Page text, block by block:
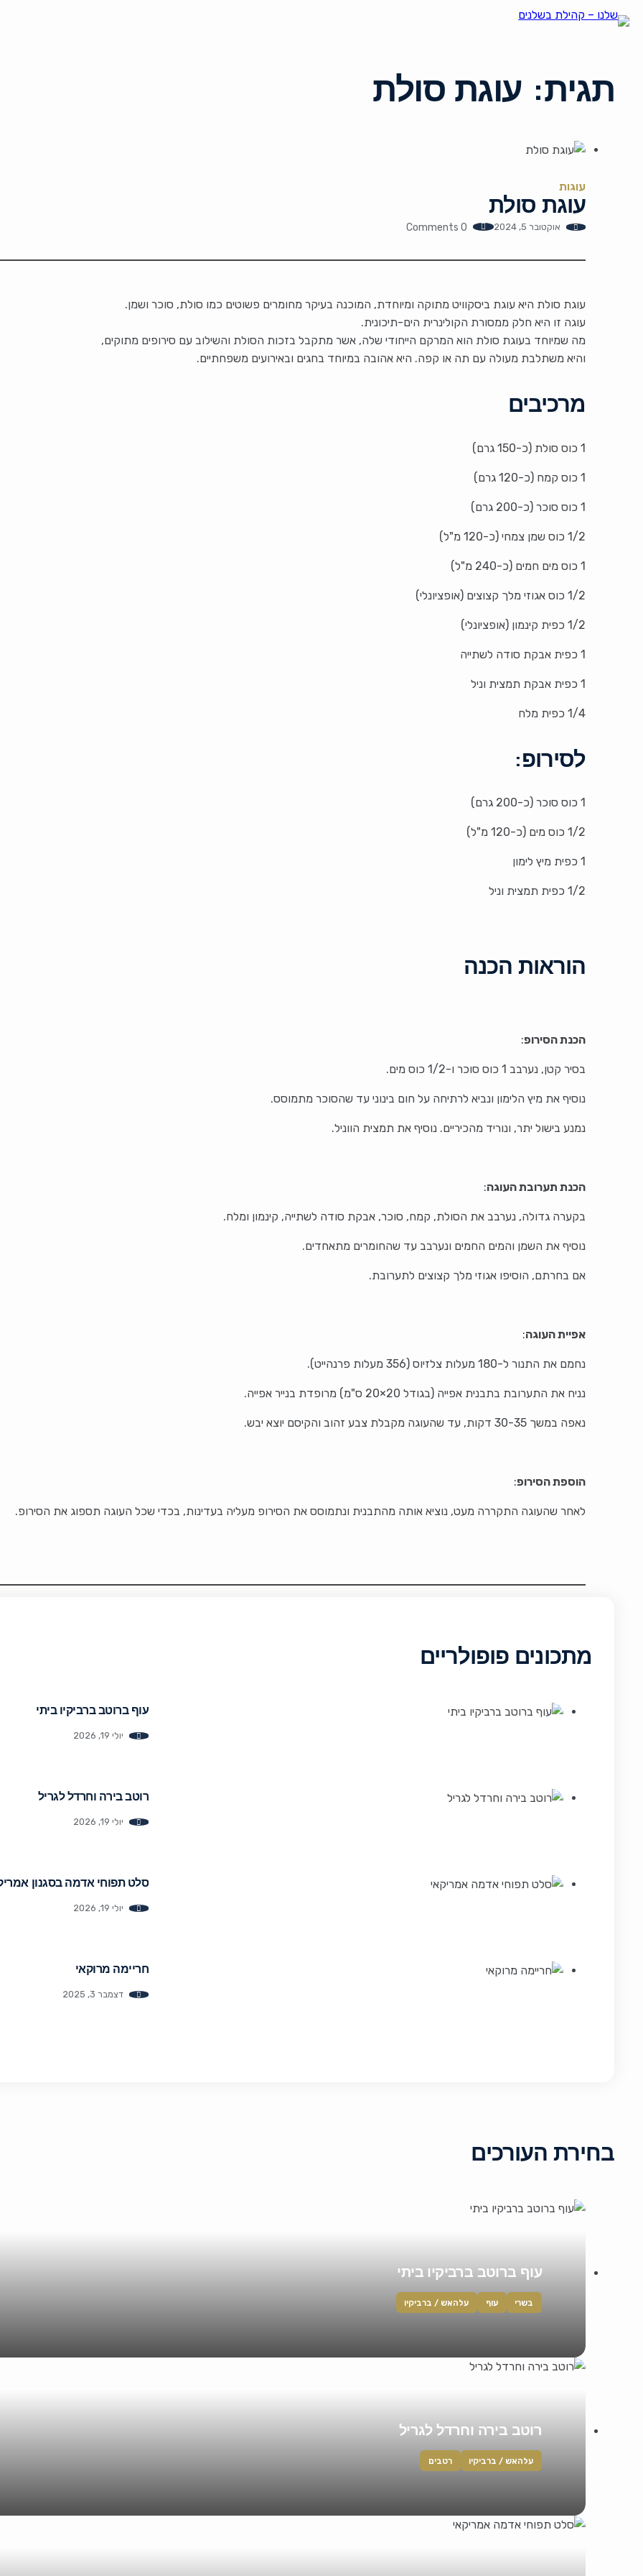
תגית: עוגת סולת
עוגות
עוגת סולת
אוקטובר 5, 2024 0 Comments
עוגת סולת היא עוגת ביסקוויט מתוקה ומיוחדת, המוכנה בעיקר מחומרים פשוטים כמו סולת, סוכר ושמן.
עוגה זו היא חלק ממסורת הקולינרית הים-תיכונית.
מה שמיוחד בעוגת סולת הוא המרקם הייחודי שלה, אשר מתקבל בזכות הסולת והשילוב עם סירופים מתוקים,
והיא משתלבת מעולה עם תה או קפה. היא אהובה במיוחד בחגים ובאירועים משפחתיים.
מרכיבים
1 כוס סולת (כ-150 גרם)
1 כוס קמח (כ-120 גרם)
1 כוס סוכר (כ-200 גרם)
1/2 כוס שמן צמחי (כ-120 מ"ל)
1 כוס מים חמים (כ-240 מ"ל)
1/2 כוס אגוזי מלך קצוצים (אופציונלי)
1/2 כפית קינמון (אופציונלי)
1 כפית אבקת סודה לשתייה
1 כפית אבקת תמצית וניל
1/4 כפית מלח
לסירופ:
1 כוס סוכר (כ-200 גרם)
1/2 כוס מים (כ-120 מ"ל)
1 כפית מיץ לימון
1/2 כפית תמצית וניל
הוראות הכנה
הכנת הסירופ:
בסיר קטן, נערבב 1 כוס סוכר ו-1/2 כוס מים.
נוסיף את מיץ הלימון ונביא לרתיחה על חום בינוני עד שהסוכר מתמוסס.
נמנע בישול יתר, ונוריד מהכיריים. נוסיף את תמצית הווניל.
הכנת תערובת העוגה:
בקערה גדולה, נערבב את הסולת, קמח, סוכר, אבקת סודה לשתייה, קינמון ומלח.
נוסיף את השמן והמים החמים ונערבב עד שהחומרים מתאחדים.
אם בחרתם, הוסיפו אגוזי מלך קצוצים לתערובת.
אפיית העוגה:
נחמם את התנור ל-180 מעלות צלזיוס (356 מעלות פרנהייט).
נניח את התערובת בתבנית אפייה (בגודל 20×20 ס"מ) מרופדת בנייר אפייה.
נאפה במשך 30-35 דקות, עד שהעוגה מקבלת צבע זהוב והקיסם יוצא יבש.
הוספת הסירופ:
לאחר שהעוגה התקררה מעט, נוציא אותה מהתבנית ונתמוסס את הסירופ מעליה בעדינות, בכדי שכל העוגה תספוג את הסירופ.
מתכונים פופולריים
עוף ברוטב ברביקיו ביתי
יולי 19, 2026
רוטב בירה וחרדל לגריל
יולי 19, 2026
סלט תפוחי אדמה בסגנון
יולי 19, 2026
חריימה מרוקאי
דצמבר 3, 2025
בחירת העורכים
עוף ברוטב ברביקיו ביתי
בשרי עוף עלהאש / ברביקיו
רוטב בירה וחרדל לגריל
עלהאש / ברביקיו רטבים